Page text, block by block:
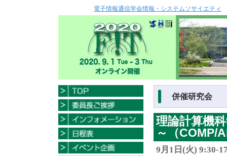
電子情報通信学会情報・システムソサイエティ
併催研究会
理論計算機
～（COMP/
9月1日(火) 9:30-